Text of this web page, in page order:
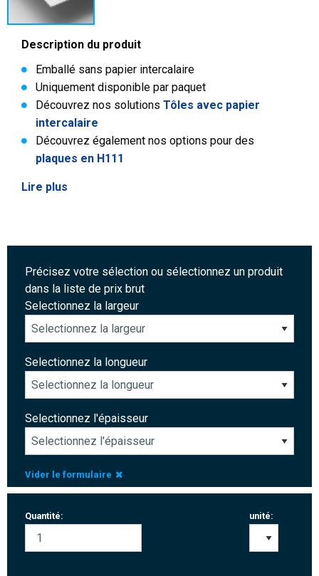
Description du produit
Emballé sans papier intercalaire
Uniquement disponible par paquet
Découvrez nos solutions Tôles avec papier
intercalaire
Découvrez également nos options pour des
plaques en H111
Lire plus
Précisez votre sélection ou sélectionnez un produit
dans la liste de prix brut
Selectionnez la largeur
Selectionnez la longueur
Selectionnez l'épaisseur
Vider le formulaire
Quantité: unité: